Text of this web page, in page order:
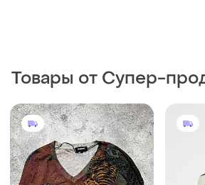
Товары от Супер-